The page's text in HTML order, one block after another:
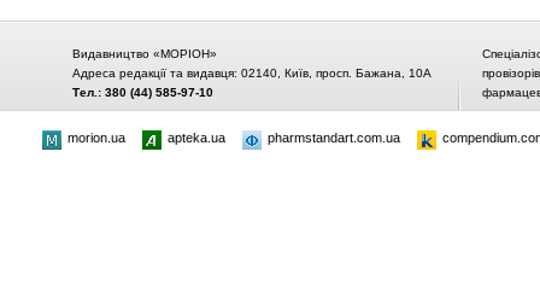
Видавництво «МОРІОН»
Адреса редакції та видавця: 02140, Київ, просп. Бажана, 10А
Тел.: 380 (44) 585-97-10
morion.ua apteka.ua pharmstandart.com.ua